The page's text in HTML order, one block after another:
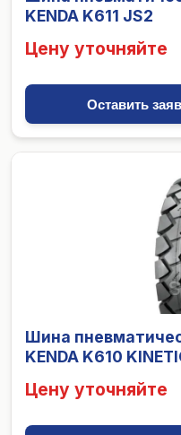
KENDA K611 JS2
Цену уточняйте
Оставить
Шина
KENDA K610
Цену уточняйте